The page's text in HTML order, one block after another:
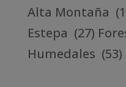
Alta Montaña
Estepa (27)
Humedales (53)